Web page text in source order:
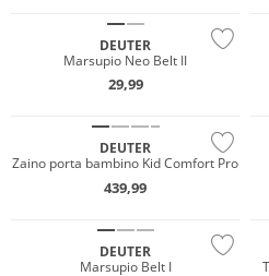
DEUTER
Marsupio Neo Belt II
29,99
DEUTER
Zaino porta bambino Kid Comfort Pro
439,99
DEUTER
Marsupio Belt I